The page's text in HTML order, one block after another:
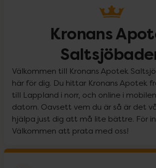
Kronans
Välkommen till Kronans Apotek
här för dig. Du hittar Kronans Apotek
till Lappland i norr, och online i
datorn. Oavsett vem du är så är det
hjälpa just dig att må lite bättre. För
Välkommen att prata med oss!